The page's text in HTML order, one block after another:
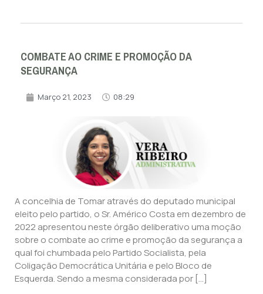
COMBATE AO CRIME E PROMOÇÃO DA
SEGURANÇA
Março 21, 2023 08:29
A concelhia de Tomar através do deputado municipal
eleito pelo partido, o Sr. Américo Costa em dezembro de
2022 apresentou neste órgão deliberativo uma moção
sobre o combate ao crime e promoção da segurança a
qual foi chumbada pelo Partido Socialista, pela
Coligação Democrática Unitária e pelo Bloco de
Esquerda. Sendo a mesma considerada por […]